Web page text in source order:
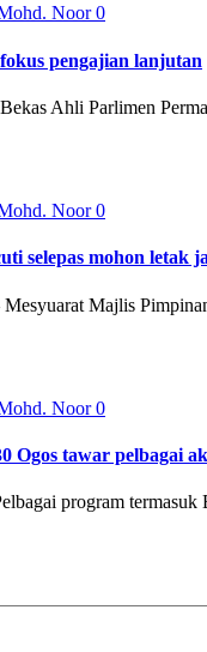
Noor0
pengajian lanjutan
Ahli Parlimen
Noor0
selepas mohon letak
Majlis
Noor0
Ogos tawar pelbagai
program termasuk